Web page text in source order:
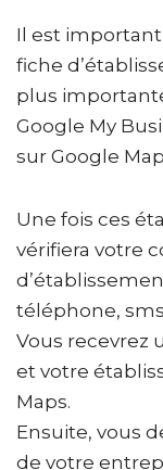
Il est important
fiche
plus
Google My
sur Google
Une fois ces
vérifiera votre
téléphone,
Vous recevrez
et votre
Maps.
Ensuite, vous
de votre